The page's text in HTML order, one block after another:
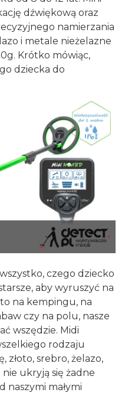
dźwiękową oraz
namierzania
i metale nieżelazne
Krótko mówiąc,
dziecka do
czego dziecko
aby wyruszyć na
na kempingu, na
czy na polu, nasze
wszędzie. Midi
rodzaju
złoto, srebro, żelazo,
ukryją się żadne
małymi